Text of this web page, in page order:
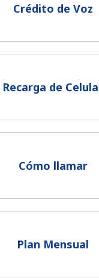
en este sitio web,
Crédito de Voz
Recarga de
Cómo llamar
Plan Mensual